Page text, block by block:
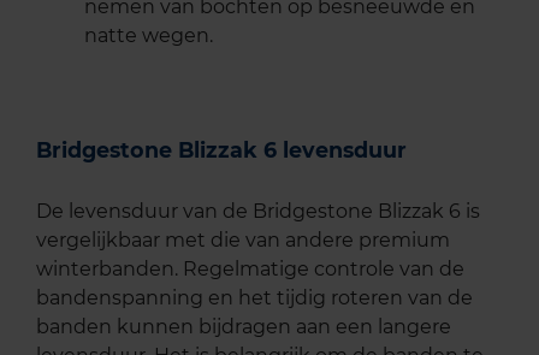
nemen van bochten op besneeuwde en
natte wegen.
Bridgestone Blizzak 6 levensduur
De levensduur van de Bridgestone Blizzak 6 is
vergelijkbaar met die van andere premium
winterbanden. Regelmatige controle van de
bandenspanning en het tijdig roteren van de
banden kunnen bijdragen aan een langere